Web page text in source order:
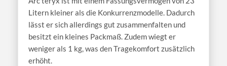
Litern kleiner als die Konkurrenzmodelle. Dadurch
lässt er sich allerdings gut zusammenfalten und
besitzt ein kleines Packmaß. Zudem wiegt er
weniger als 1 kg, was den Tragekomfort zusätzlich
erhöht.